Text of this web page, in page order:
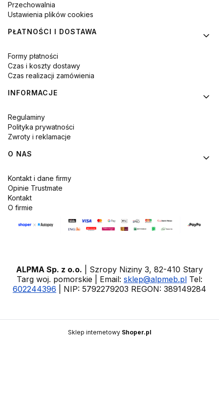
Przechowalnia
Ustawienia plików cookies
PŁATNOŚCI I DOSTAWA
Formy płatności
Czas i koszty dostawy
Czas realizacji zamówienia
INFORMACJE
Regulaminy
Polityka prywatności
Zwroty i reklamacje
O NAS
Kontakt i dane firmy
Opinie Trustmate
Kontakt
O firmie
ALPMA Sp. z o.o. | Szropy Niziny 3, 82-410 Stary
Targ woj. pomorskie | Email: sklep@alpmeb.pl Tel:
602244396 | NIP: 5792279203 REGON: 389149284
Sklep internetowy Shoper.pl